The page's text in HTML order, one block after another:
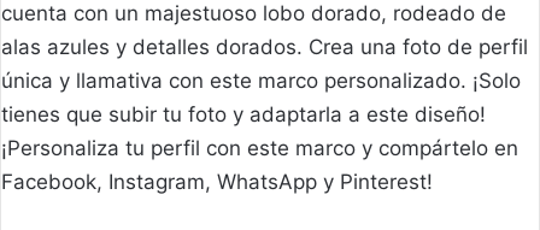
cuenta con un majestuoso lobo dorado, rodeado de
alas azules y detalles dorados. Crea una foto de perfil
única y llamativa con este marco personalizado. ¡Solo
tienes que subir tu foto y adaptarla a este diseño!
¡Personaliza tu perfil con este marco y compártelo en
Facebook, Instagram, WhatsApp y Pinterest!